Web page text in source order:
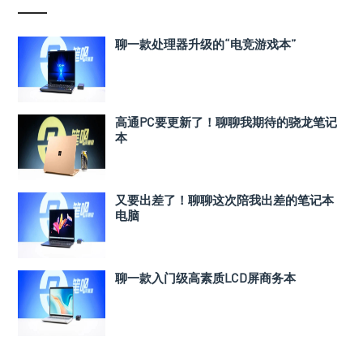
聊一款处理器升级的“电竞游戏本”
高通PC要更新了！聊聊我期待的骁龙笔记
本
又要出差了！聊聊这次陪我出差的笔记本
电脑
聊一款入门级高素质LCD屏商务本